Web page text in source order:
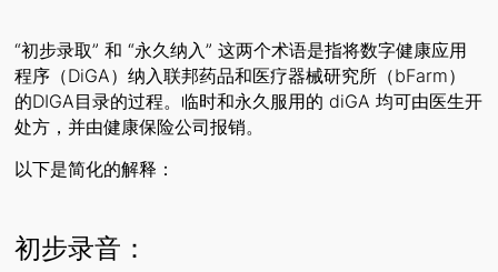
“初步录取” 和 “永久纳入” 这两个术语是指将数字健康应用
程序（DiGA）纳入联邦药品和医疗器械研究所（bFarm）
的DIGA目录的过程。临时和永久服用的 diGA 均可由医生开
处方，并由健康保险公司报销。
以下是简化的解释：
初步录音：